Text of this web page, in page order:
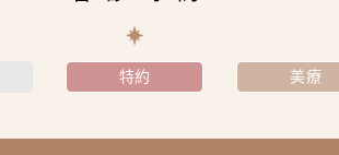
特約 美療